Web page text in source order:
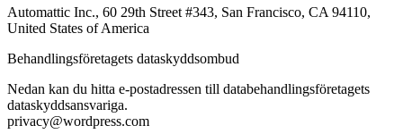
Automattic Inc., 60 29th Street #343, San Francisco, CA 94110,
United States of America
Behandlingsföretagets dataskyddsombud
Nedan kan du hitta e-postadressen till databehandlingsföretagets
dataskyddsansvariga.
privacy@wordpress.com